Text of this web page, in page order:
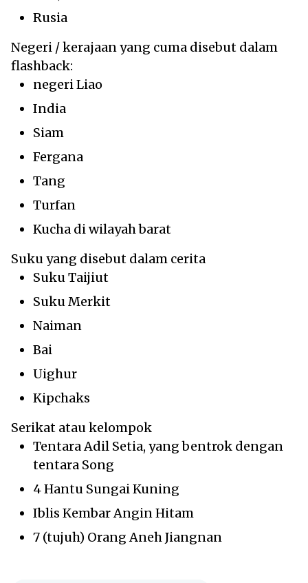
Rusia
Negeri / kerajaan yang cuma disebut dalam
flashback:
negeri Liao
India
Siam
Fergana
Tang
Turfan
Kucha di wilayah barat
Suku yang disebut dalam cerita
Suku Taijiut
Suku Merkit
Naiman
Bai
Uighur
Kipchaks
Serikat atau kelompok
Tentara Adil Setia, yang bentrok dengan
tentara Song
4 Hantu Sungai Kuning
Iblis Kembar Angin Hitam
7 (tujuh) Orang Aneh Jiangnan